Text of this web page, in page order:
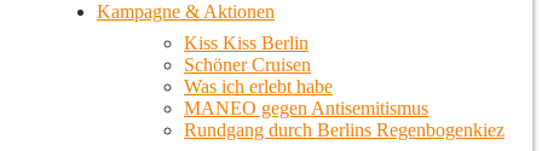
Kampagne & Aktionen
Kiss Kiss Berlin
Schöner Cruisen
Was ich erlebt habe
MANEO gegen Antisemitismus
Rundgang durch Berlins Regenbogenkiez